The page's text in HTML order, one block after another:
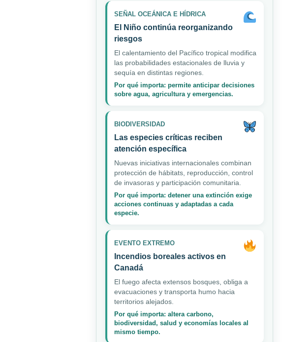
SEÑAL OCEÁNICA E HÍDRICA
El Niño continúa reorganizando
riesgos
El calentamiento del Pacífico tropical modifica
las probabilidades estacionales de lluvia y
sequía en distintas regiones.
Por qué importa: permite anticipar decisiones
sobre agua, agricultura y emergencias.
BIODIVERSIDAD
Las especies críticas reciben
atención específica
Nuevas iniciativas internacionales combinan
protección de hábitats, reproducción, control
de invasoras y participación comunitaria.
Por qué importa: detener una extinción exige
acciones continuas y adaptadas a cada
especie.
EVENTO EXTREMO
Incendios boreales activos en
Canadá
El fuego afecta extensos bosques, obliga a
evacuaciones y transporta humo hacia
territorios alejados.
Por qué importa: altera carbono,
biodiversidad, salud y economías locales al
mismo tiempo.